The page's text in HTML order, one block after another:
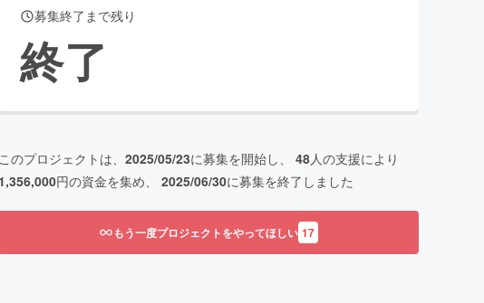
募集終了まで残り
終了
このプロジェクトは、 2025/05/23に募集を開始し、 48人の支援により
1,356,000円の資金を集め、 2025/06/30に募集を終了しました
もう一度プロジェクトをやってほしい 17